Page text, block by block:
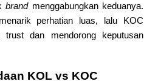
brand menggabungkan keduanya.
perhatian luas, lalu KOC
trust dan mendorong keputusan
KOL vs KOC